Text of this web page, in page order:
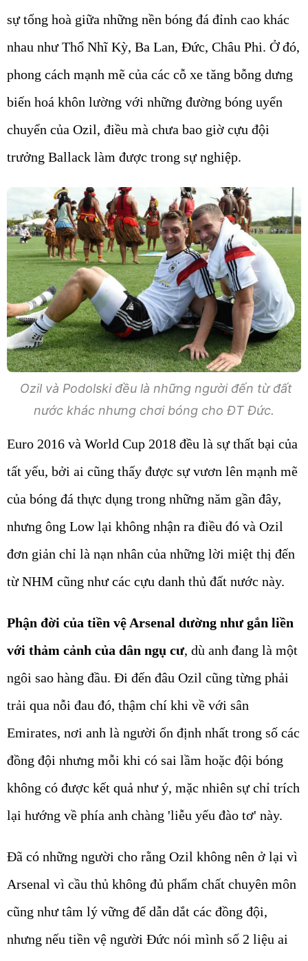
sự tổng hoà giữa những nền bóng đá đỉnh cao khác
nhau như Thổ Nhĩ Kỳ, Ba Lan, Đức, Châu Phi. Ở đó,
phong cách mạnh mẽ của các cỗ xe tăng bỗng dưng
biến hoá khôn lường với những đường bóng uyển
chuyển của Ozil, điều mà chưa bao giờ cựu đội
trưởng Ballack làm được trong sự nghiệp.
Ozil và Podolski đều là những người đến từ đất
nước khác nhưng chơi bóng cho ĐT Đức.
Euro 2016 và World Cup 2018 đều là sự thất bại của
tất yếu, bởi ai cũng thấy được sự vươn lên mạnh mẽ
của bóng đá thực dụng trong những năm gần đây,
nhưng ông Low lại không nhận ra điều đó và Ozil
đơn giản chỉ là nạn nhân của những lời miệt thị đến
từ NHM cũng như các cựu danh thủ đất nước này.
Phận đời của tiền vệ Arsenal dường như gắn liền
với thảm cảnh của dân ngụ cư, dù anh đang là một
ngôi sao hàng đầu. Đi đến đâu Ozil cũng từng phải
trải qua nỗi đau đó, thậm chí khi về với sân
Emirates, nơi anh là người ổn định nhất trong số các
đồng đội nhưng mỗi khi có sai lầm hoặc đội bóng
không có được kết quả như ý, mặc nhiên sự chỉ trích
lại hướng về phía anh chàng 'liễu yếu đào tơ' này.
Đã có những người cho rằng Ozil không nên ở lại vì
Arsenal vì cầu thủ không đủ phẩm chất chuyên môn
cũng như tâm lý vững để dẫn dắt các đồng đội,
nhưng nếu tiền vệ người Đức nói mình số 2 liệu ai